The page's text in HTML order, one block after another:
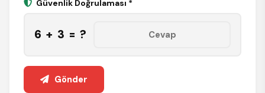
Güvenlik Doğrulaması *
6 + 3 = ?
Gönder